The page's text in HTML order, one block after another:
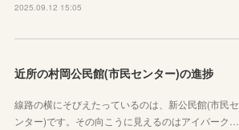
2025.09.12 15:05
近所の村岡公民館(市民センター)の進捗
線路の横にそびえたっているのは、新公民館(市民セ
ンター)です。その向こうに見えるのはアイパーク…